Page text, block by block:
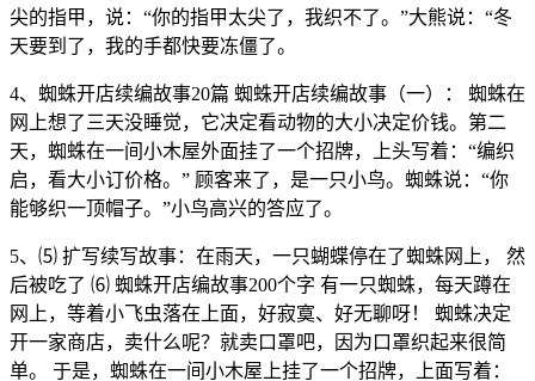
尖的指甲，说：“你的指甲太尖了，我织不了。”大熊说：“冬
天要到了，我的手都快要冻僵了。
4、蜘蛛开店续编故事20篇 蜘蛛开店续编故事（一）： 蜘蛛在
网上想了三天没睡觉，它决定看动物的大小决定价钱。第二
天，蜘蛛在一间小木屋外面挂了一个招牌，上头写着：“编织
启，看大小订价格。” 顾客来了，是一只小鸟。蜘蛛说：“你
能够织一顶帽子。”小鸟高兴的答应了。
5、⑸ 扩写续写故事：在雨天，一只蝴蝶停在了蜘蛛网上， 然
后被吃了 ⑹ 蜘蛛开店编故事200个字 有一只蜘蛛，每天蹲在
网上，等着小飞虫落在上面，好寂寞、好无聊呀！ 蜘蛛决定
开一家商店，卖什么呢？就卖口罩吧，因为口罩织起来很简
单。 于是，蜘蛛在一间小木屋上挂了一个招牌，上面写着：